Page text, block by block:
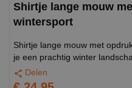
Shirtje lange mouw
wintersport
Shirtje lange mouw met
je een prachtig winter
Delen